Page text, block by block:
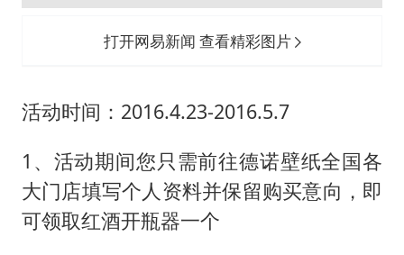
打开网易新闻 查看精彩图片
活动时间：2016.4.23-2016.5.7
1、活动期间您只需前往德诺壁纸全国各
大门店填写个人资料并保留购买意向，即
可领取红酒开瓶器一个